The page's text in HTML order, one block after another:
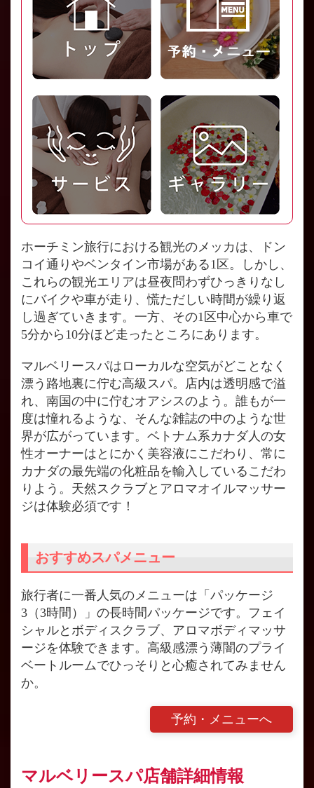
ホーチミン旅行における観光のメッカは、ドン
コイ通りやベンタイン市場がある1区。しかし、
これらの観光エリアは昼夜問わずひっきりなし
にバイクや車が走り、慌ただしい時間が繰り返
し過ぎていきます。一方、その1区中心から車で
5分から10分ほど走ったところにあります。
マルベリースパはローカルな空気がどことなく
漂う路地裏に佇む高級スパ。店内は透明感で溢
れ、南国の中に佇むオアシスのよう。誰もが一
度は憧れるような、そんな雑誌の中のような世
界が広がっています。ベトナム系カナダ人の女
性オーナーはとにかく美容液にこだわり、常に
カナダの最先端の化粧品を輸入しているこだわ
りよう。天然スクラブとアロマオイルマッサー
ジは体験必須です！
おすすめスパメニュー
旅行者に一番人気のメニューは「パッケージ
3（3時間）」の長時間パッケージです。フェイ
シャルとボディスクラブ、アロマボディマッサ
ージを体験できます。高級感漂う薄闇のプライ
ベートルームでひっそりと心癒されてみません
か。
予約・メニューへ
マルベリースパ店舗詳細情報